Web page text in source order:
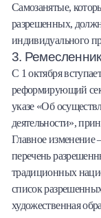
Самозанятые,
разрешенных,
индивидуального
3.
С 1 октября
реформирующий
указе «Об
деятельности»,
Главное изменение
перечень
традиционных
список
художественная